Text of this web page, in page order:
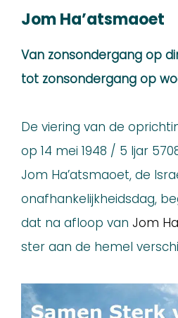
Jom Ha’atsmaoet
Van zonsondergang op
tot zonsondergang op
De viering van de
op 14 mei 1948 / 5 Ijar
Jom Ha’atsmaoet, de
onafhankelijkheidsdag,
dat na afloop van Jom
ster aan de hemel